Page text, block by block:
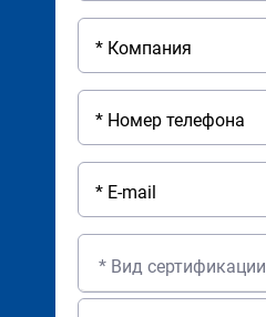
* Вид сертификации